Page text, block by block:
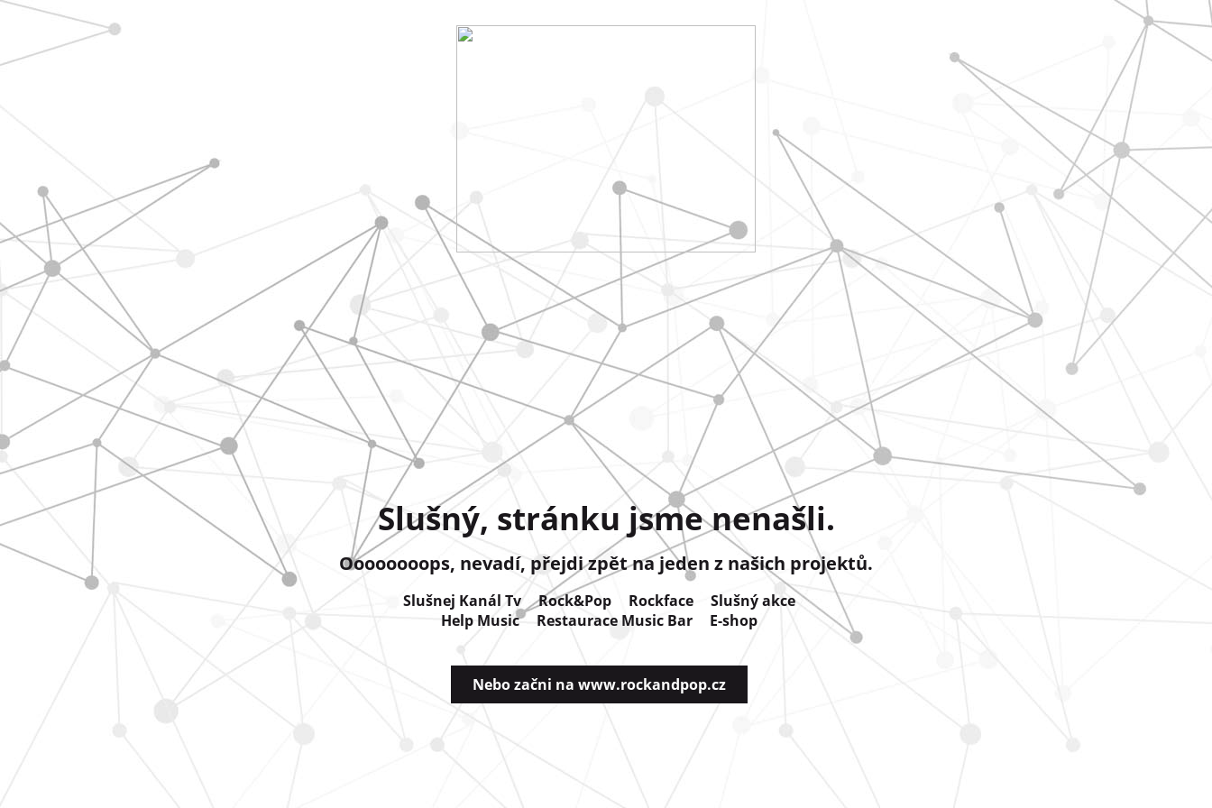
Slušný, stránku jsme nenašli.
Oooooooops, nevadí, přejdi zpět na jeden z našich projektů.
Slušnej Kanál Tv Rock&Pop Rockface
Slušný akce
Help Music
Restaurace Music Bar E-shop
Nebo začni na www.rockandpop.cz